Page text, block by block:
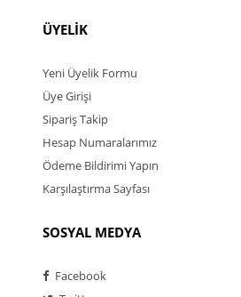
ÜYELİK
Yeni Üyelik Formu
Üye Girişi
Sipariş Takip
Hesap Numaralarımız
Ödeme Bildirimi Yapın
Karşılaştırma Sayfası
SOSYAL MEDYA
Facebook